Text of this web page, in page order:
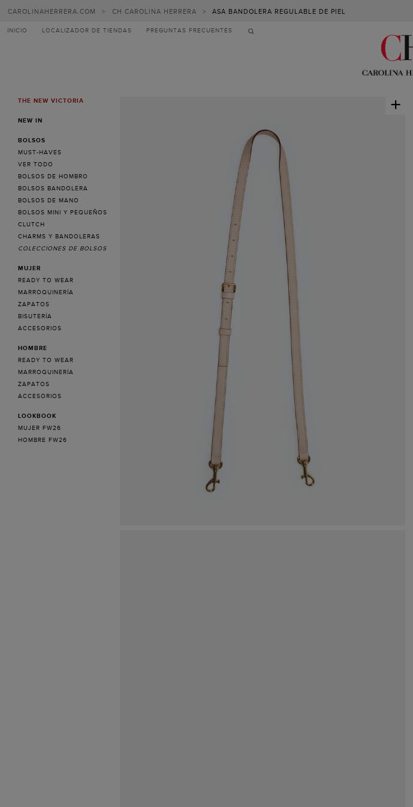
CAROLINAHERRERA.COM > CH CAROLINA HERRERA > ASA BANDOLERA REGULABLE DE PIEL
INICIO LOCALIZADOR DE TIENDAS PREGUNTAS FRECUENTES
MENUTHE NEW VICTORIA
NEW IN
BOLSOS
MUST-HAVES
VER TODO
BOLSOS DE HOMBRO
BOLSOS BANDOLERA
BOLSOS DE MANO
BOLSOS MINI Y PEQUEÑOS
CLUTCH
CHARMS Y BANDOLERAS
COLECCIONES DE BOLSOS
MUJER
READY TO WEAR
MARROQUINERÍA
ZAPATOS
BISUTERÍA
ACCESORIOS
HOMBRE
READY TO WEAR
MARROQUINERÍA
ZAPATOS
ACCESORIOS
LOOKBOOK
MUJER FW26
HOMBRE FW26
+